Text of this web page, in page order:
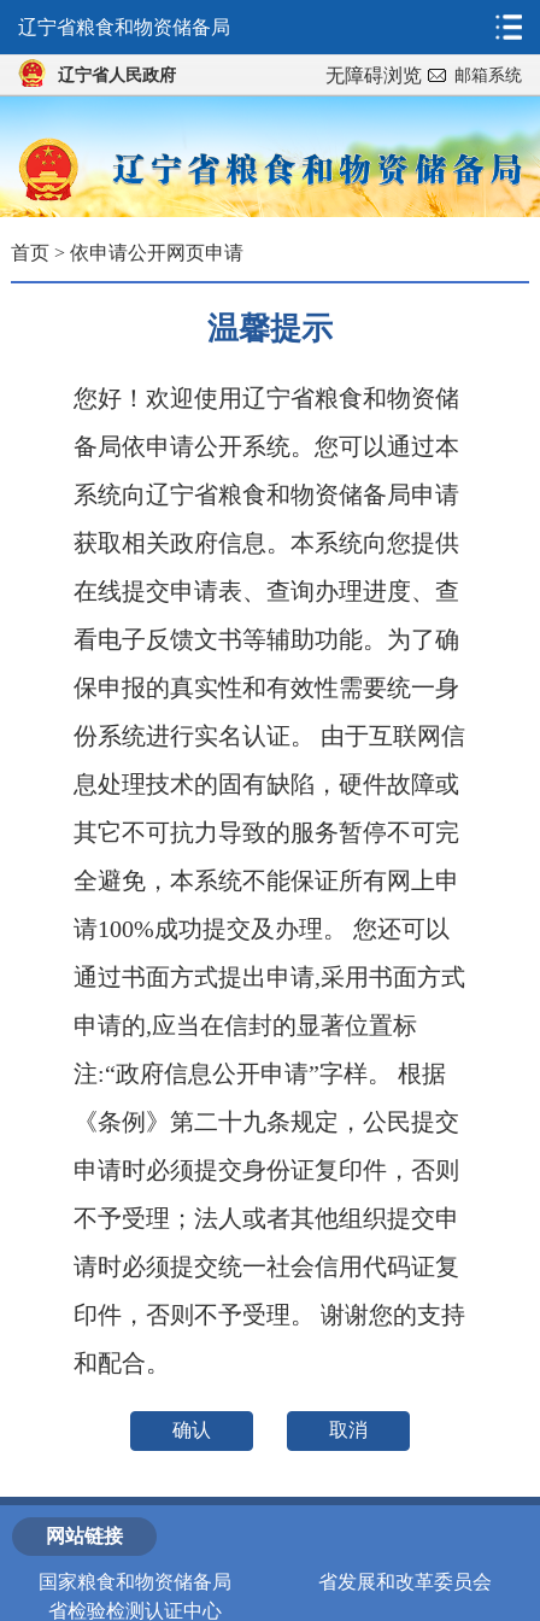
辽宁省人民政府 邮箱系统
无障碍浏览
辽宁省粮食和物资储备局
首页> 依申请公开网页申请
温馨提示
您好！欢迎使用辽宁省粮食和物资储
备局依申请公开系统。您可以通过本
系统向辽宁省粮食和物资储备局申请
获取相关政府信息。本系统向您提供
在线提交申请表、查询办理进度、查
看电子反馈文书等辅助功能。为了确
保申报的真实性和有效性需要统一身
份系统进行实名认证。 由于互联网信
息处理技术的固有缺陷，硬件故障或
其它不可抗力导致的服务暂停不可完
全避免，本系统不能保证所有网上申
请100%成功提交及办理。 您还可以
通过书面方式提出申请,采用书面方式
申请的,应当在信封的显著位置标
注:“政府信息公开申请”字样。 根据
《条例》第二十九条规定，公民提交
申请时必须提交身份证复印件，否则
不予受理；法人或者其他组织提交申
请时必须提交统一社会信用代码证复
印件，否则不予受理。 谢谢您的支持
和配合。
确认 取消
网站链接
国家粮食和物资储备局
省发展和改革委员会
省检验检测认证中心